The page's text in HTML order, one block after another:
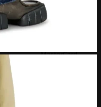
MasterCard